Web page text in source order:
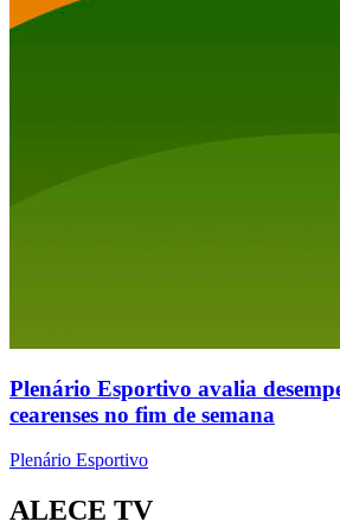
Plenário Esportivo avalia
cearenses no fim de semana
Plenário Esportivo
ALECE TV